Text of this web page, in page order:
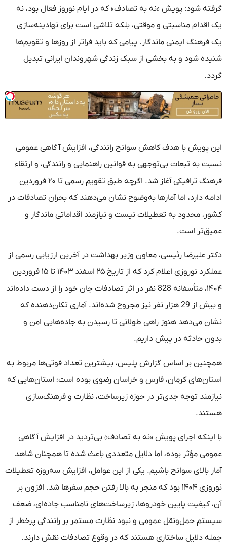
گرفته شود: پویش «نه به تصادف» که در ایام نوروز فعال بود، نه
یک اقدام مناسبتی و موقتی، بلکه تلاشی است برای نهادینه‌سازی
یک فرهنگ ایمنی ماندگار. پیامی که باید فراتر از روزها و تقویم‌ها
شنیده شود و به بخشی از سبک زندگی شهروندان ایرانی تبدیل
گردد.
این پویش با هدف کاهش سوانح رانندگی، افزایش آگاهی عمومی
نسبت به تبعات بی‌توجهی به قوانین راهنمایی و رانندگی، و ارتقاء
فرهنگ ترافیکی آغاز شد. اگرچه طبق تقویم رسمی تا ۲۰ فروردین
ادامه دارد، اما آمارها به‌وضوح نشان می‌دهند که بحران تصادفات در
کشور، محدود به تعطیلات نیست و نیازمند اقداماتی ماندگار و
عمیق‌تر است.
دکتر علیرضا رئیسی، معاون وزیر بهداشت در آخرین ارزیابی رسمی از
عملکرد نوروزی اعلام کرد که از تاریخ ۲۵ اسفند ۱۴۰۳ تا ۱۵ فروردین
۱۴۰۴، متأسفانه 828 نفر در اثر تصادفات جان خود را از دست داده‌اند
و بیش از 29 هزار نفر نیز مجروح شده‌اند. آماری تکان‌دهنده که
نشان می‌دهد هنوز راهی طولانی تا رسیدن به جاده‌هایی امن و
بدون حادثه در پیش داریم.
همچنین بر اساس گزارش پلیس، بیشترین تعداد فوتی‌ها مربوط به
استان‌های کرمان، فارس و خراسان رضوی بوده است؛ استان‌هایی که
نیازمند توجه جدی‌تر در حوزه زیرساخت، نظارت و فرهنگ‌سازی
هستند.
با اینکه اجرای پویش «نه به تصادف» بی‌تردید در افزایش آگاهی
عمومی مؤثر بوده، اما دلایل متعددی باعث شده تا همچنان شاهد
آمار بالای سوانح باشیم. یکی از این عوامل، افزایش سه‌روزه تعطیلات
نوروزی ۱۴۰۴ بود که منجر به بالا رفتن حجم سفرها شد. افزون بر
آن، کیفیت پایین خودروها، زیرساخت‌های نامناسب جاده‌ای، ضعف
سیستم حمل‌ونقل عمومی و نبود نظارت مستمر بر رانندگی پرخطر از
جمله دلایل ساختاری هستند که در وقوع تصادفات نقش دارند.